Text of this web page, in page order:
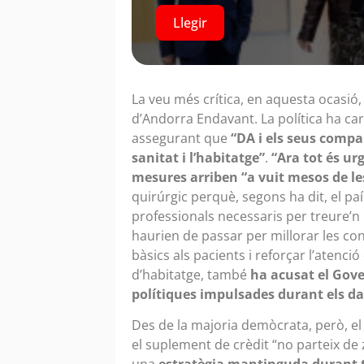
Llegir
La veu més crítica, en aquesta
d’Andorra Endavant. La política ha
assegurant que “DA i els seus
sanitat i l’habitatge”. “Ara tot és
mesures arriben “a vuit mesos de
quirúrgic perquè, segons ha dit, el
professionals necessaris per
haurien de passar per millorar les
bàsics als pacients i reforçar
d’habitatge, també ha acusat el
polítiques impulsades durant els
Des de la majoria demòcrata, però,
el suplement de crèdit “no parteix